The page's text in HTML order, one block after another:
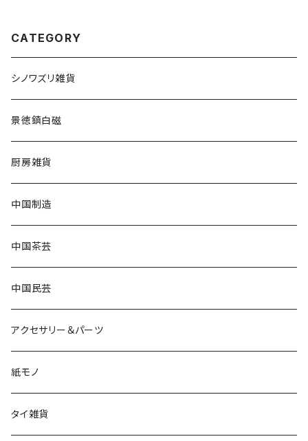
CATEGORY
シノワズリ雑貨
景徳鎮白磁
厨房雑貨
中国制造
中国茶芸
中国民芸
アクセサリー＆パーツ
紙モノ
タイ雑貨